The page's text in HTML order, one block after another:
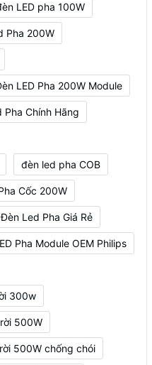
LED pha 100W
Pha 200W
LED Pha 200W Module
Pha Chính Hãng
đèn led pha COB
Cốc 200W
Đèn Led Pha Giá Rẻ
Pha Module OEM Philips
300w
500W
500W chống chói